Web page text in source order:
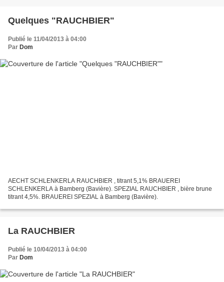
Quelques "RAUCHBIER"
Publié le 11/04/2013 à 04:00
Par Dom
AECHT SCHLENKERLA RAUCHBIER , titrant 5,1% BRAUEREI
SCHLENKERLA à Bamberg (Bavière). SPEZIAL RAUCHBIER , bière brune
titrant 4,5%. BRAUEREI SPEZIAL à Bamberg (Bavière).
La RAUCHBIER
Publié le 10/04/2013 à 04:00
Par Dom